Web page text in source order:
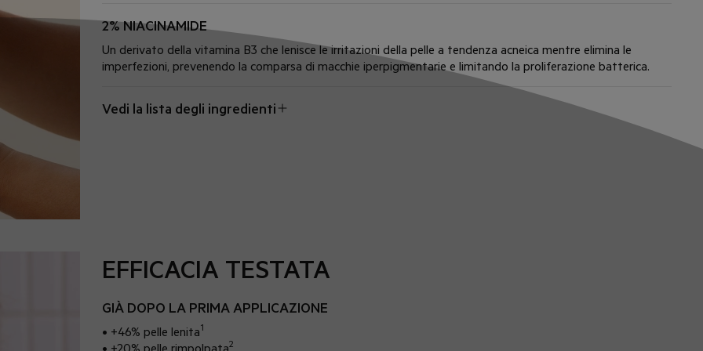
2% NIACINAMIDE
Un derivato della vitamina B3 che lenisce le irritazioni della pelle a tendenza acneica mentre elimina le
imperfezioni, prevenendo la comparsa di macchie iperpigmentarie e limitando la proliferazione batterica.
Vedi la lista degli ingredienti
EFFICACIA TESTATA
GIÀ DOPO LA PRIMA APPLICAZIONE
• +46% pelle lenita1
• +20% pelle rimpolpata2